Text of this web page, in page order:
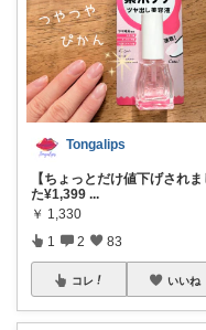
Tongalips
【ちょっとだけ値下げされま
た¥1,399 ...
￥ 1,330
1 2 83
コレ いいね